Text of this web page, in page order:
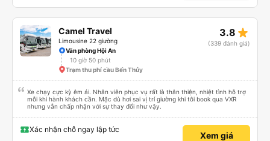
Camel Travel
Limousine 22 giường
3.8 star_rate
(339 đánh giá)
Văn phòng Hội An
10 giờ 50 phút
Trạm thu phí cầu Bến Thủy
Xe chạy cực kỳ êm ái. Nhân viên phục vụ rất là thân thiện, nhiệt tình hỗ trợ
mỗi khi hành khách cần. Mặc dù hơi sai vị trí giường khi tôi book qua VXR
nhưng vẫn chấp nhận với sự thay đổi như vậy.
Xác nhận chỗ ngay lập tức
Xem giá